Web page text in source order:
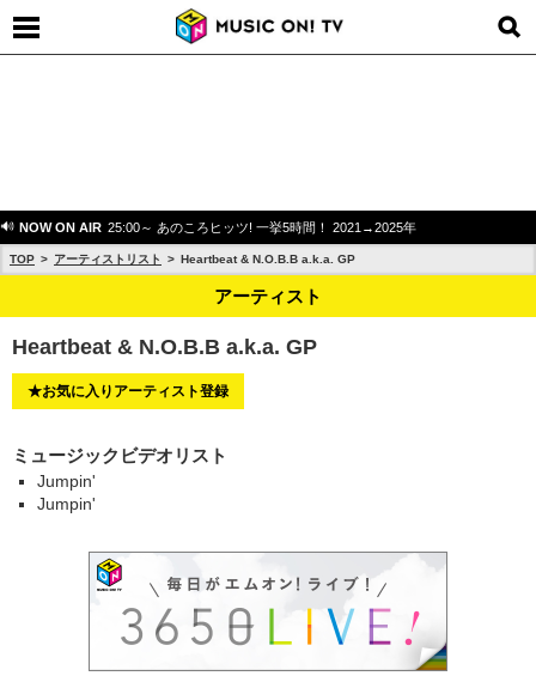
NOW ON AIR 25:00～ あのころヒッツ! 一挙5時間！ 2021→2025年
TOP アーティストリスト Heartbeat & N.O.B.B a.k.a. GP
アーティスト
Heartbeat & N.O.B.B a.k.a. GP
★お気に入りアーティスト登録
ミュージックビデオリスト
Jumpin'
Jumpin'